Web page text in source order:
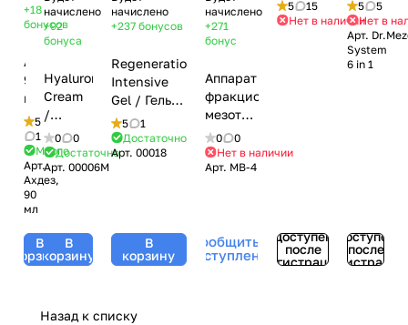
+18
бонусов
Ахдез,
90
мл
5
1
Много
Арт.
Ахдез,
90
мл
В
корзину
начислено
+92
бонуса
Hyaluronic
Cream
/
Увлажняющий
крем с
гиалуроновой
кислотой,
- 30 мл
0
0
Достаточно
Арт.00006M
В
корзину
начислено
+237 бонусов
Regeneration
Intensive
Gel / Гель
заживляющий
после
агрессивных
(Мезофория)
- 100 мл
5
1
Достаточно
Арт. 00018
В
корзину
начислено
+271
бонус
Аппарат
фракционной
мезотерапии
DermaPen
(Дермапен)
Mesobox
0
0
Нет в наличии
Арт. MB-4
Сообщить о
поступлении
Dermaroller
титановыми
5
15
Нет в наличии
Доступен
после
регистрации
6 in 1
(720
игл,
1200
5
5
Нет в
Арт.
System
6 in 1
Доступен
после
регистрации
Назад к списку